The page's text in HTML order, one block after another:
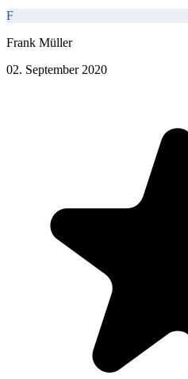
F
Frank Müller
02. September 2020